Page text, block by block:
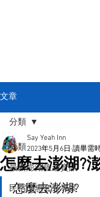
文章
分類
最新澎湖旅遊資訊
民宿優惠套裝專案
分類
怎麼去澎湖?
Say Yeah Inn
2023年5月6日 讀畢需
怎麼去澎湖?